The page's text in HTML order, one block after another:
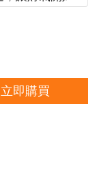
立即購買